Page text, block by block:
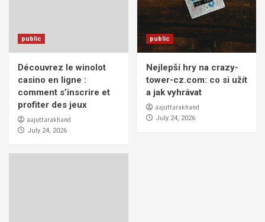
public
Découvrez le winolot
casino en ligne :
comment s’inscrire et
profiter des jeux
aajuttarakhand
July 24, 2026
public
Nejlepší hry na crazy-
tower-cz.com: co si užít
a jak vyhrávat
aajuttarakhand
July 24, 2026